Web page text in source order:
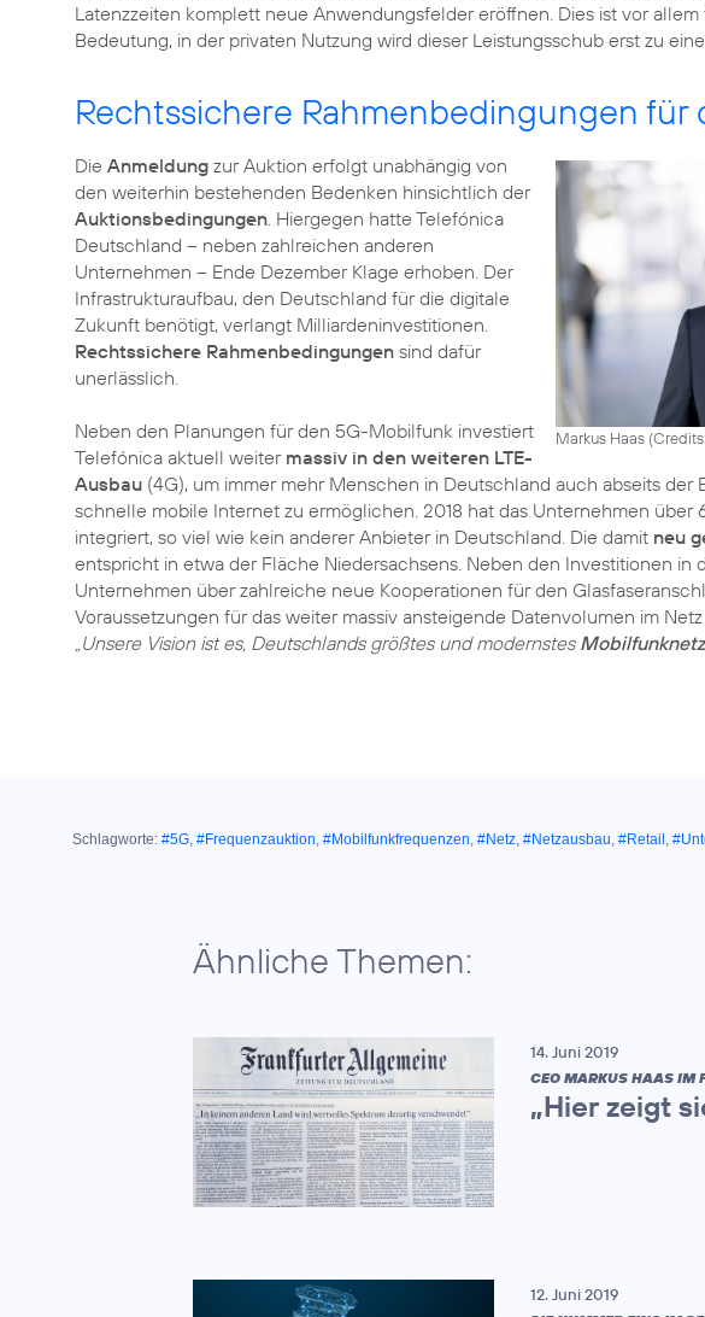
Latenzzeiten komplett neue Anwendungsfelder eröffnen. Dies ist vor
Bedeutung, in der privaten Nutzung wird dieser Leistungsschub erst zu
Rechtssichere Rahmenbedingungen für
Markus Haas (
Die Anmeldung zur Auktion erfolgt unabhängig von
den weiterhin bestehenden Bedenken hinsichtlich der
Auktionsbedingungen. Hiergegen hatte Telefónica
Deutschland – neben zahlreichen anderen
Unternehmen – Ende Dezember Klage erhoben. Der
Infrastrukturaufbau, den Deutschland für die digitale
Zukunft benötigt, verlangt Milliardeninvestitionen.
Rechtssichere Rahmenbedingungen sind dafür
unerlässlich.
Neben den Planungen für den 5G-Mobilfunk investiert
Telefónica aktuell weiter massiv in den weiteren LTE-
Ausbau (4G), um immer mehr Menschen in Deutschland auch abseits der
schnelle mobile Internet zu ermöglichen. 2018 hat das Unternehmen über
integriert, so viel wie kein anderer Anbieter in Deutschland. Die damit neu
entspricht in etwa der Fläche Niedersachsens. Neben den Investitionen in
Unternehmen über zahlreiche neue Kooperationen für den
Voraussetzungen für das weiter massiv ansteigende Datenvolumen im
„Unsere Vision ist es, Deutschlands größtes und modernstes Mobilfunknetz
Schlagworte: #5G, #Frequenzauktion, #Mobilfunkfrequenzen, #Netz, #Netzausbau, #Retail ,
Ähnliche Themen:
14. Juni 2019
CEO MARKUS HAAS IM
„Hier zeigt
12. Juni 2019